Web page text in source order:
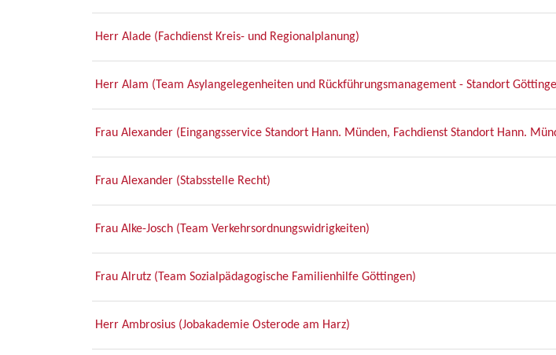
Herr Alade (Fachdienst Kreis- und Regionalplanung)
Herr Alam (Team Asylangelegenheiten und Rückführungsmanagement - Standort
Frau Alexander (Eingangsservice Standort Hann. Münden, Fachdienst Standort Hann.
Frau Alexander (Stabsstelle Recht)
Frau Alke-Josch (Team Verkehrsordnungswidrigkeiten)
Frau Alrutz (Team Sozialpädagogische Familienhilfe Göttingen)
Herr Ambrosius (Jobakademie Osterode am Harz)